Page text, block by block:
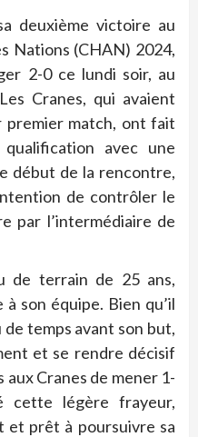
deuxième victoire au
Nations (CHAN) 2024,
2-0 ce lundi soir, au
Cranes, qui avaient
premier match, ont fait
avec une
début de la rencontre,
de contrôler le
par l’intermédiaire de
de terrain de 25 ans,
à son équipe. Bien qu’il
temps avant son but,
et se rendre décisif
aux Cranes de mener 1-
cette légère frayeur,
et prêt à poursuivre sa